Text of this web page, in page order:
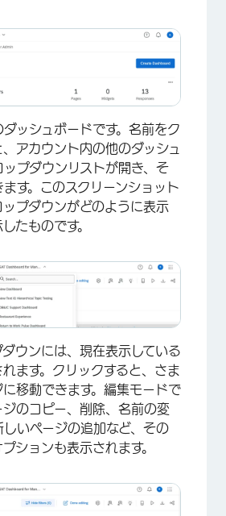
ッシュボードです。名前をク
、アカウント内の他のダッシュ
ップダウンリストが開き、そ
す。このスクリーンショット
ップダウンがどのように表示
たものです。
ダウンには、現在表示している
ます。クリックすると、さま
移動できます。編集モードで
ジのコピー、削除、名前の変
しいページの追加など、その
ションも表示されます。